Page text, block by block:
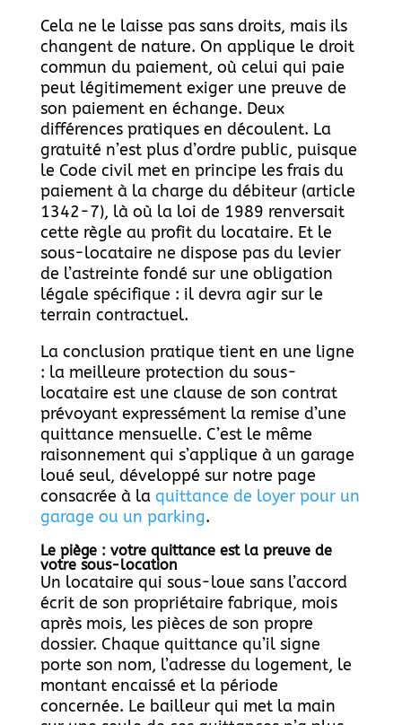
Cela ne le laisse pas sans droits, mais ils
changent de nature. On applique le droit
commun du paiement, où celui qui paie
peut légitimement exiger une preuve de
son paiement en échange. Deux
différences pratiques en découlent. La
gratuité n’est plus d’ordre public, puisque
le Code civil met en principe les frais du
paiement à la charge du débiteur (article
1342-7), là où la loi de 1989 renversait
cette règle au profit du locataire. Et le
sous-locataire ne dispose pas du levier
de l’astreinte fondé sur une obligation
légale spécifique : il devra agir sur le
terrain contractuel.
La conclusion pratique tient en une ligne
: la meilleure protection du sous-
locataire est une clause de son contrat
prévoyant expressément la remise d’une
quittance mensuelle. C’est le même
raisonnement qui s’applique à un garage
loué seul, développé sur notre page
consacrée à la quittance de loyer pour un
garage ou un parking.
Le piège : votre quittance est la preuve de
votre sous-location
Un locataire qui sous-loue sans l’accord
écrit de son propriétaire fabrique, mois
après mois, les pièces de son propre
dossier. Chaque quittance qu’il signe
porte son nom, l’adresse du logement, le
montant encaissé et la période
concernée. Le bailleur qui met la main